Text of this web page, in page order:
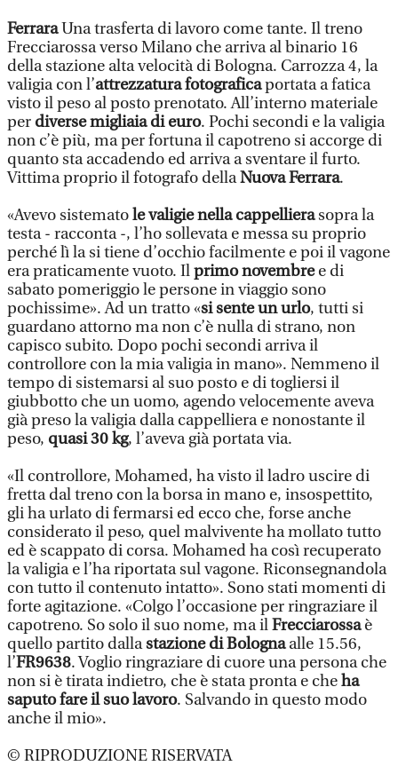
FerraraUna trasferta di lavoro come tante. Il treno
Frecciarossa verso Milano che arriva al binario 16
della stazione alta velocità di Bologna. Carrozza 4, la
valigia con l’attrezzatura fotograficaportata a fatica
visto il peso al posto prenotato. All’interno materiale
per diverse migliaia di euro. Pochi secondi e la valigia
non c’è più, ma per fortuna il capotreno si accorge di
quanto sta accadendo ed arriva a sventare il furto.
Vittima proprio il fotografo dellaNuova Ferrara.
«Avevo sistematole valigie nella cappellierasopra la
testa - racconta -, l’ho sollevata e messa su proprio
perché lì la si tiene d’occhio facilmente e poi il vagone
era praticamente vuoto. Ilprimo novembree di
sabato pomeriggio le persone in viaggio sono
pochissime». Ad un tratto «si sente un urlo, tutti si
guardano attorno ma non c’è nulla di strano, non
capisco subito. Dopo pochi secondi arriva il
controllore con la mia valigia in mano». Nemmeno il
tempo di sistemarsi al suo posto e di togliersi il
giubbotto che un uomo, agendo velocemente aveva
già preso la valigia dalla cappelliera e nonostante il
peso, quasi 30 kg, l’aveva già portata via.
«Il controllore, Mohamed, ha visto il ladro uscire di
fretta dal treno con la borsa in mano e, insospettito,
gli ha urlato di fermarsi ed ecco che, forse anche
considerato il peso, quel malvivente ha mollato tutto
ed è scappato di corsa. Mohamed ha così recuperato
la valigia e l’ha riportata sul vagone. Riconsegnandola
con tutto il contenuto intatto». Sono stati momenti di
forte agitazione. «Colgo l’occasione per ringraziare il
capotreno. So solo il suo nome, ma ilFrecciarossaè
quello partito dallastazione di Bolognaalle 15.56,
l’FR9638. Voglio ringraziare di cuore una persona che
non si è tirata indietro, che è stata pronta e cheha
saputo fare il suo lavoro. Salvando in questo modo
anche il mio».
© RIPRODUZIONE RISERVATA